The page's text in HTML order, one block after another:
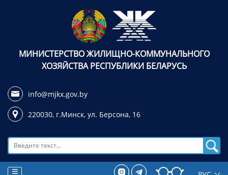
МИНИСТЕРСТВО ЖИЛИЩНО-КОММУНАЛЬНОГО
ХОЗЯЙСТВА РЕСПУБЛИКИ БЕЛАРУСЬ
info@mjkx.gov.by
220030, г.Минск, ул. Берсона, 16
Поиск